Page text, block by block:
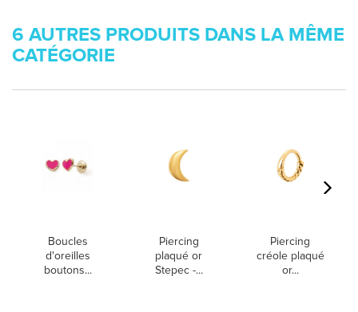
6 AUTRES PRODUITS DANS LA MÊME
CATÉGORIE
Boucles
d'oreilles
boutons...
Piercing
plaqué or
Stepec -...
Piercing
créole plaqué
or...